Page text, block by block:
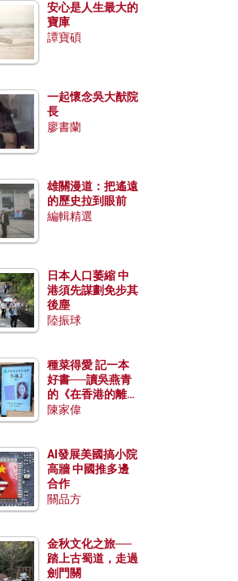
安心是人生最大的
寶庫
譚寶碩
一起懷念吳大猷院
長
廖書蘭
雄關漫道：把遙遠
的歷史拉到眼前
編輯精選
日本人口萎縮 中
港須先謀劃免步其
後塵
陸振球
種菜得愛 記一本
好書──讀吳燕青
的《在香港的離島
種菜》
陳家偉
AI發展美國搞小院
高牆 中國推多邊
合作
關品方
金秋文化之旅──
踏上古蜀道，走過
劍門關